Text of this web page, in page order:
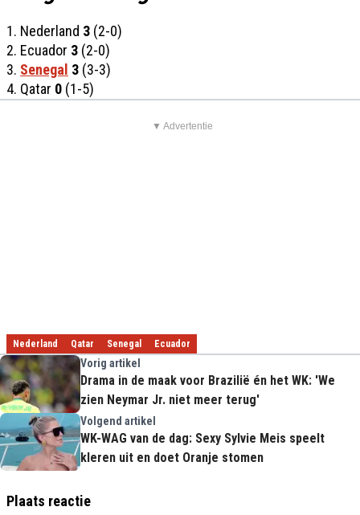
1. Nederland 3 (2-0)
2. Ecuador 3 (2-0)
3. Senegal 3 (3-3)
4. Qatar 0 (1-5)
▼ Advertentie
Nederland Qatar Senegal Ecuador
Vorig artikel
Drama in de maak voor Brazilië én het WK: 'We
zien Neymar Jr. niet meer terug'
Volgend artikel
WK-WAG van de dag: Sexy Sylvie Meis speelt
kleren uit en doet Oranje stomen
Plaats reactie